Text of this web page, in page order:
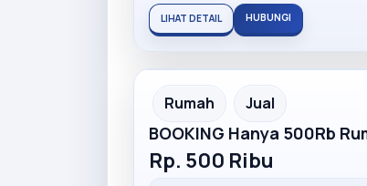
LIHAT DETAIL HUBUNGI
Partner Ad
Rumah Jual
BOOKING Hanya 500Rb
Rp. 500 Ribu